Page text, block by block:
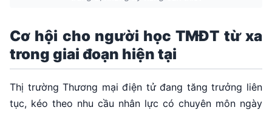
Cơ hội cho người học TMĐT từ xa
trong giai đoạn hiện tại
Thị trường Thương mại điện tử đang tăng trưởng liên
tục, kéo theo nhu cầu nhân lực có chuyên môn ngày